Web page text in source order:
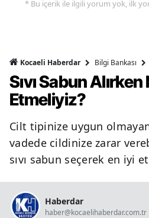
* Bu içerik ile ilgili yorum yok, ilk
Kocaeli Haberdar Bilgi Bankası
Sıvı Sabun
Etmeliyiz?
Cilt tipinize uygun
vadede cildinize zarar
sıvı sabun seçerek en iyi
Haberdar
haber@kocaelihaberdar.com.tr